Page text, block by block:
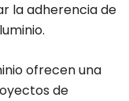
la adherencia de
ofrecen una
de